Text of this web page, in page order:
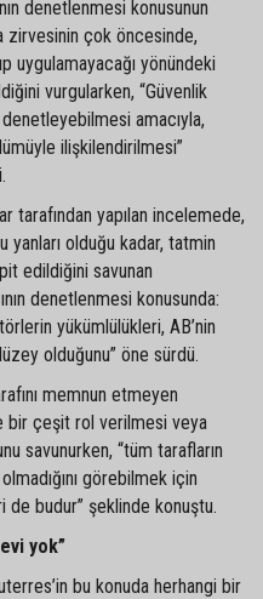
denetlenmesi konusunun
zirvesinin çok öncesinde,
uygulamayacağı yönündeki
vurgularken, “Güvenlik
denetleyebilmesi amacıyla,
ilişkilendirilmesi”
tarafından yapılan incelemede,
yanları olduğu kadar, tatmin
edildiğini savunan
denetlenmesi konusunda:
yükümlülükleri, AB’nin
olduğunu” öne sürdü.
memnun etmeyen
bir çeşit rol verilmesi veya
savunurken, “tüm tarafların
görebilmek için
budur” şeklinde konuştu.
yok”
bu konuda herhangi bir